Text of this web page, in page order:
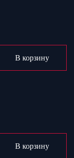
В корзину
В корзину